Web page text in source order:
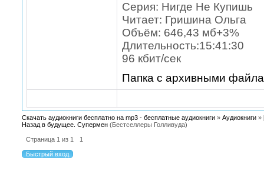
Серия: Нигде Не Купишь
Читает: Гришина Ольга
Объём: 646,43 мб+3%
Длительность:15:41:30
96 кбит/сек
Папка с архивными
Скачать аудиокниги бесплатно на mp3 - бесплатные аудиокниги » Аудиокниги »
Назад в будущее. Супермен (Бестселлеры Голливуда)
Страница 1 из 1 1